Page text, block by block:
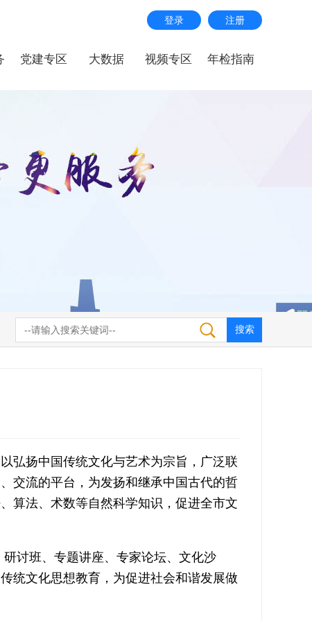
登录 注册
党建专区 大数据 视频专区 年检指南
弘扬中国传统文化与艺术为宗旨，广泛联
交流的平台，为发扬和继承中国古代的哲
算法、术数等自然科学知识，促进全市文
讨班、专题讲座、专家论坛、文化沙
统文化思想教育，为促进社会和谐发展做